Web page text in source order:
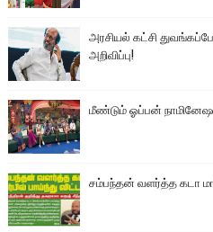
அரசியல் கட்சி
அறிவிப்பு!
மீண்டும் ஓப்பன்
சம்பந்தன் வளர்த்த கடா